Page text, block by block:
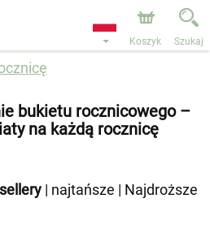
za pośrednictwem naszego
możliwy termin dostawy
z powodu urlopu.
Koszyk Szukaj
bukietu rocznicowego –
na każdą rocznicę
| najtańsze | Najdroższe